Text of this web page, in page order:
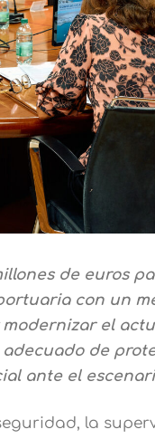
de euros
con un
el
de
ante el
la